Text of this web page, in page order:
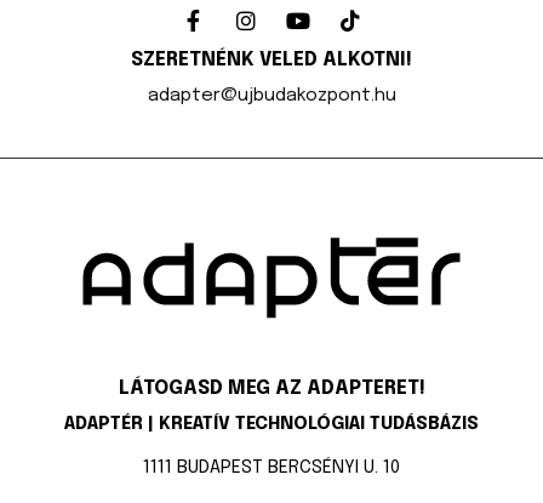
SZERETNÉNK VELED ALKOTNI!
adapter@ujbudakozpont.hu
LÁTOGASD MEG AZ ADAPTERET!
ADAPTÉR | KREATÍV TECHNOLÓGIAI TUDÁSBÁZIS
1111 BUDAPEST BERCSÉNYI U. 10